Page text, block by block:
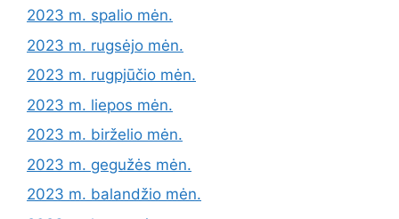
2023 m. spalio mėn.
2023 m. rugsėjo mėn.
2023 m. rugpjūčio mėn.
2023 m. liepos mėn.
2023 m. birželio mėn.
2023 m. gegužės mėn.
2023 m. balandžio mėn.